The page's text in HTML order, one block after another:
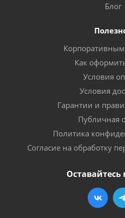
Блог
Как
Условия
Условия
Гарантии и
Публичная
Политика
Согласие на обработку
Оставайтесь